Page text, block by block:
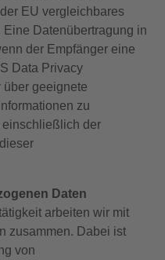
EU vergleichbares
Datenübertragung in
der Empfänger eine
Data Privacy
über geeignete
zu
einschließlich der
Daten
arbeiten wir mit
zusammen. Dabei ist
von